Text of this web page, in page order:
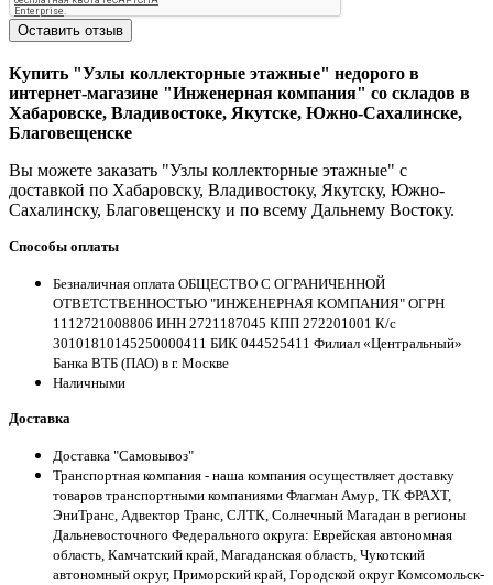
Оставить отзыв
Купить "Узлы коллекторные этажные" недорого в
интернет-магазине "Инженерная компания" со складов в
Хабаровске, Владивостоке, Якутске, Южно-Сахалинске,
Благовещенске
Вы можете заказать "Узлы коллекторные этажные" с
доставкой по Хабаровску, Владивостоку, Якутску, Южно-
Сахалинску, Благовещенску и по всему Дальнему Востоку.
Способы оплаты
Безналичная оплата ОБЩЕСТВО С ОГРАНИЧЕННОЙ
ОТВЕТСТВЕННОСТЬЮ "ИНЖЕНЕРНАЯ КОМПАНИЯ" ОГРН
1112721008806 ИНН 2721187045 КПП 272201001 К/с
30101810145250000411 БИК 044525411 Филиал «Центральный»
Банка ВТБ (ПАО) в г. Москве
Наличными
Доставка
Доставка "Самовывоз"
Транспортная компания - наша компания осуществляет доставку
товаров транспортными компаниями Флагман Амур, ТК ФРАХТ,
ЭниТранс, Адвектор Транс, СЛТК, Солнечный Магадан в регионы
Дальневосточного Федерального округа: Еврейская автономная
область, Камчатский край, Магаданская область, Чукотский
автономный округ, Приморский край, Городской округ Комсомольск-